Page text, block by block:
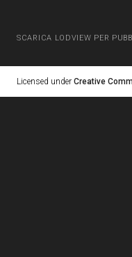
SCARICA LODVIEW PER
Licensed under Creative